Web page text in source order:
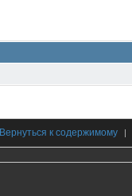
Вернуться к содержимому |